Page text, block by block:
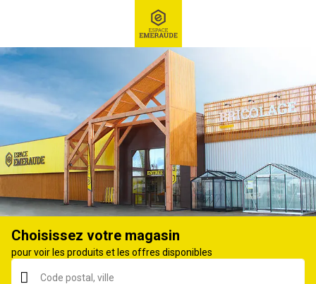
Ex : Robot tondeuse, ...
Chaussures de travail
Choisissez votre magasin
pour voir les produits et les offres disponibles